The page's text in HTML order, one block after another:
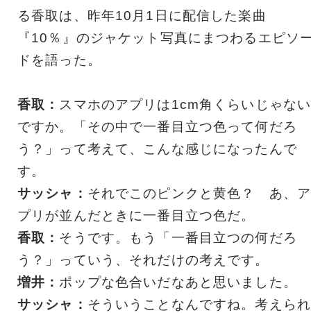
る香取は、昨年10月1日に配信した楽曲
『10％』のジャケット写真にまつわるエピソ
ドを語った。
香取： スマホのアプリは1cm角くらいじゃない
ですか。「その中で一番目立つ色って何だろ
う？」って考えて、こんな感じになったんで
す。
サッシャ： それでこのピンクと黄色？ あ、ア
プリが並んだときに一番目立つ色だ。
香取： そうです。もう「一番目立つの何だろ
う？」っていう、それだけの考えです。
増井： ポップな色合いだなあと思いました。
サッシャ： そういうことなんですね。考えられ